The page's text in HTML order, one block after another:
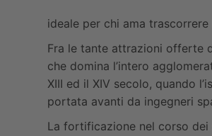
ideale per chi ama
Fra le tante attrazioni offerte
che domina l’intero
XIII ed il XIV secolo, quando
portata avanti da ingegneri
La fortificazione nel corso